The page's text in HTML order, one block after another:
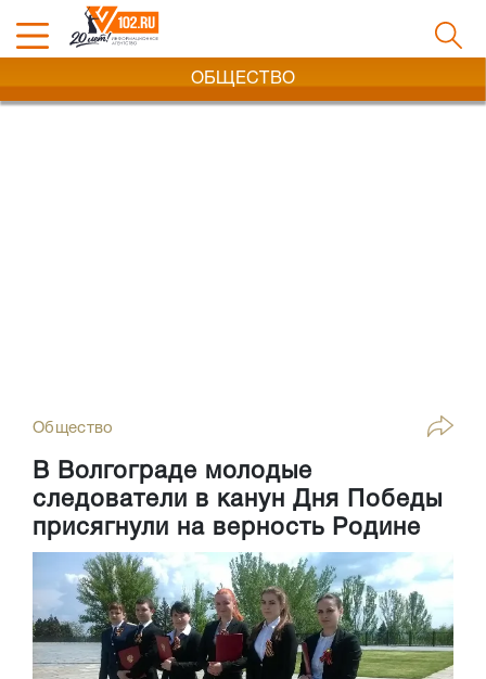
ОБЩЕСТВО
Общество
В Волгограде молодые
следователи в канун Дня Победы
присягнули на верность Родине